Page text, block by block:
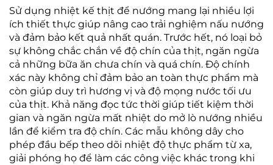
Sử dụng nhiệt kế thịt để nướng mang lại nhiều lợi
ích thiết thực giúp nâng cao trải nghiệm nấu nướng
và đảm bảo kết quả nhất quán. Trước hết, nó loại bỏ
sự không chắc chắn về độ chín của thịt, ngăn ngừa
cả những bữa ăn chưa chín và quá chín. Độ chính
xác này không chỉ đảm bảo an toàn thực phẩm mà
còn giúp duy trì hương vị và độ mọng nước tối ưu
của thịt. Khả năng đọc tức thời giúp tiết kiệm thời
gian và ngăn ngừa mất nhiệt do mở lò nướng nhiều
lần để kiểm tra độ chín. Các mẫu không dây cho
phép đầu bếp theo dõi nhiệt độ thực phẩm từ xa,
giải phóng họ để làm các công việc khác trong khi